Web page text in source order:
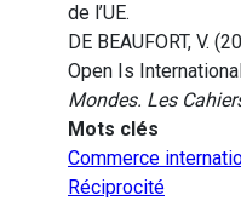
de l’UE.
DE BEAUFORT, V.
Open Is
Mondes. Les
Mots clés
Commerce
Réciprocité